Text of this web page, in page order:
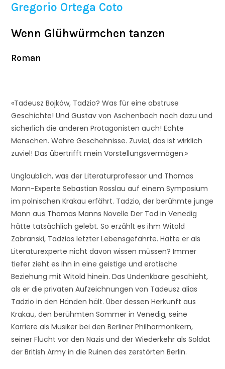
Gregorio Ortega Coto
Wenn Glühwürmchen tanzen
Roman
«Tadeusz Bojków, Tadzio? Was für eine abstruse
Geschichte! Und Gustav von Aschenbach noch dazu und
sicherlich die anderen Protagonisten auch! Echte
Menschen. Wahre Geschehnisse. Zuviel, das ist wirklich
zuviel! Das übertrifft mein Vorstellungsvermögen.»
Unglaublich, was der Literaturprofessor und Thomas
Mann-Experte Sebastian Rosslau auf einem Symposium
im polnischen Krakau erfährt. Tadzio, der berühmte junge
Mann aus Thomas Manns Novelle Der Tod in Venedig
hätte tatsächlich gelebt. So erzählt es ihm Witold
Zabranski, Tadzios letzter Lebensgefährte. Hätte er als
Literaturexperte nicht davon wissen müssen? Immer
tiefer zieht es ihn in eine geistige und erotische
Beziehung mit Witold hinein. Das Undenkbare geschieht,
als er die privaten Aufzeichnungen von Tadeusz alias
Tadzio in den Händen hält. Über dessen Herkunft aus
Krakau, den berühmten Sommer in Venedig, seine
Karriere als Musiker bei den Berliner Philharmonikern,
seiner Flucht vor den Nazis und der Wiederkehr als Soldat
der British Army in die Ruinen des zerstörten Berlin.